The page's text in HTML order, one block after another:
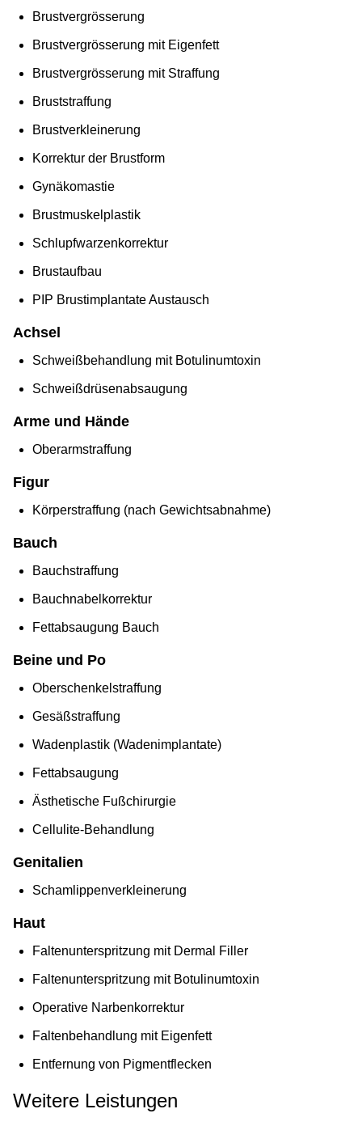
Brustvergrösserung
Brustvergrösserung mit Eigenfett
Brustvergrösserung mit Straffung
Bruststraffung
Brustverkleinerung
Korrektur der Brustform
Gynäkomastie
Brustmuskelplastik
Schlupfwarzenkorrektur
Brustaufbau
PIP Brustimplantate Austausch
Achsel
Schweißbehandlung mit Botulinumtoxin
Schweißdrüsenabsaugung
Arme und Hände
Oberarmstraffung
Figur
Körperstraffung (nach Gewichtsabnahme)
Bauch
Bauchstraffung
Bauchnabelkorrektur
Fettabsaugung Bauch
Beine und Po
Oberschenkelstraffung
Gesäßstraffung
Wadenplastik (Wadenimplantate)
Fettabsaugung
Ästhetische Fußchirurgie
Cellulite-Behandlung
Genitalien
Schamlippenverkleinerung
Haut
Faltenunterspritzung mit Dermal Filler
Faltenunterspritzung mit Botulinumtoxin
Operative Narbenkorrektur
Faltenbehandlung mit Eigenfett
Entfernung von Pigmentflecken
Weitere Leistungen